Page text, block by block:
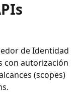
de Identidad
con autorización
(scopes)